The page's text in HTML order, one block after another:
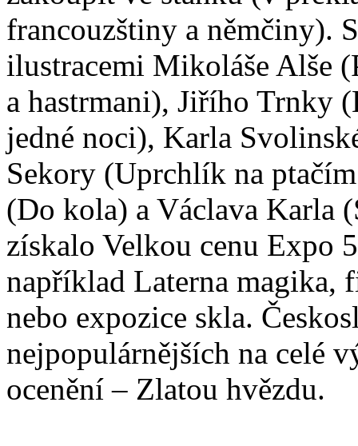
francouzštiny a němčiny).
ilustracemi Mikoláše Alše
a hastrmani), Jiřího Trnky
jedné noci), Karla
Sekory (Uprchlík na
(Do kola) a Václava Karla
získalo Velkou cenu Expo
například Laterna magika,
nebo expozice skla.
nejpopulárnějších na celé
ocenění – Zlatou hvězdu.